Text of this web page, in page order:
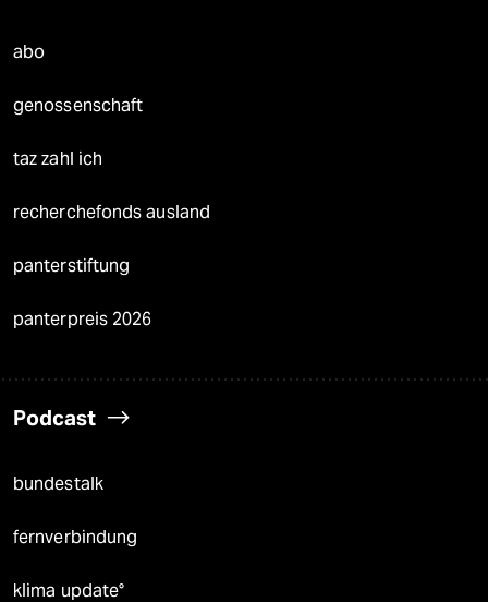
abo
genossenschaft
taz zahl ich
recherchefonds ausland
panterstiftung
panterpreis 2026
Podcast
bundestalk
fernverbindung
klima update°